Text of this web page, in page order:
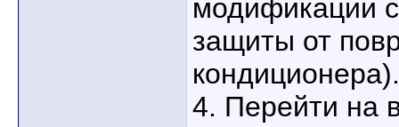
модификации
защиты от
кондиционера).
4. Перейти на